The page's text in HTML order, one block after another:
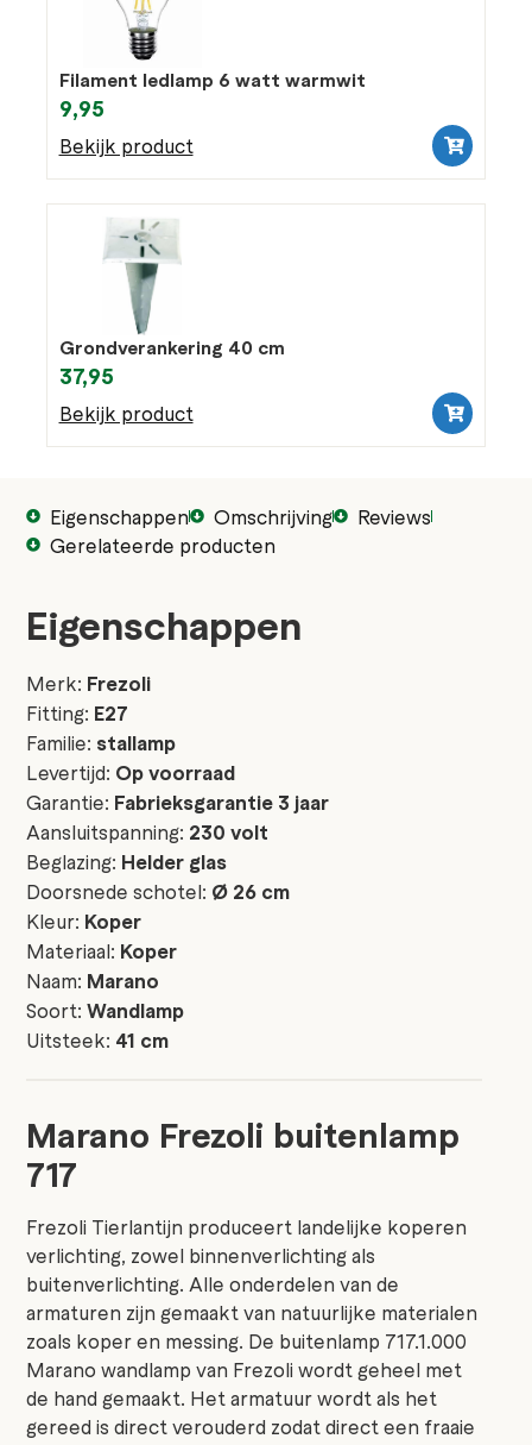
Filament ledlamp 6 watt warmwit
9,95
Bekijk product
Grondverankering 40 cm
37,95
Bekijk product
Eigenschappen Omschrijving
Reviews
Gerelateerde producten
Eigenschappen
Merk: Frezoli
Fitting: E27
Familie: stallamp
Levertijd: Op voorraad
Garantie: Fabrieksgarantie 3 jaar
Aansluitspanning: 230 volt
Beglazing: Helder glas
Doorsnede schotel: Ø 26 cm
Kleur: Koper
Materiaal: Koper
Naam: Marano
Soort:Wandlamp
Uitsteek: 41 cm
Marano Frezoli buitenlamp
717
Frezoli Tierlantijn produceert landelijke koperen
verlichting, zowel binnenverlichting als
buitenverlichting. Alle onderdelen van de
armaturen zijn gemaakt van natuurlijke materialen
zoals koper en messing. De buitenlamp 717.1.000
Marano wandlamp van Frezoli wordt geheel met
de hand gemaakt. Het armatuur wordt als het
gereed is direct verouderd zodat direct een fraaie